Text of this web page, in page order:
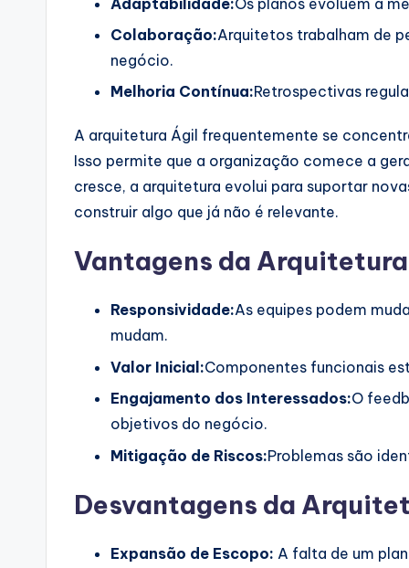
Colaboração:Arquitetos trabalham de
negócio.
Melhoria Contínua:Retrospectivas
A arquitetura Ágil frequentemente se
Isso permite que a organização comece a
cresce, a arquitetura evolui para suportar
construir algo que já não é relevante.
Vantagens da
Responsividade:As equipes podem
mudam.
Valor Inicial:Componentes funcionais
Engajamento dos Interessados:O
objetivos do negócio.
Mitigação de Riscos:Problemas são
Desvantagens da
Expansão de Escopo: A falta de um